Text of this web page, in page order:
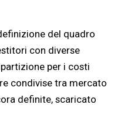
del quadro
con diverse
per i costi
condivise tra mercato
definite, scaricato